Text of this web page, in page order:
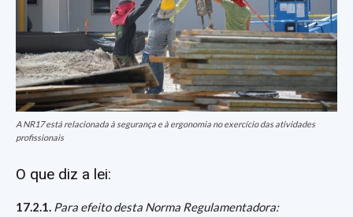
A NR17 está relacionada à segurança e à ergonomia no exercício das atividades
profissionais
O que diz a lei:
17.2.1. Para efeito desta Norma Regulamentadora: